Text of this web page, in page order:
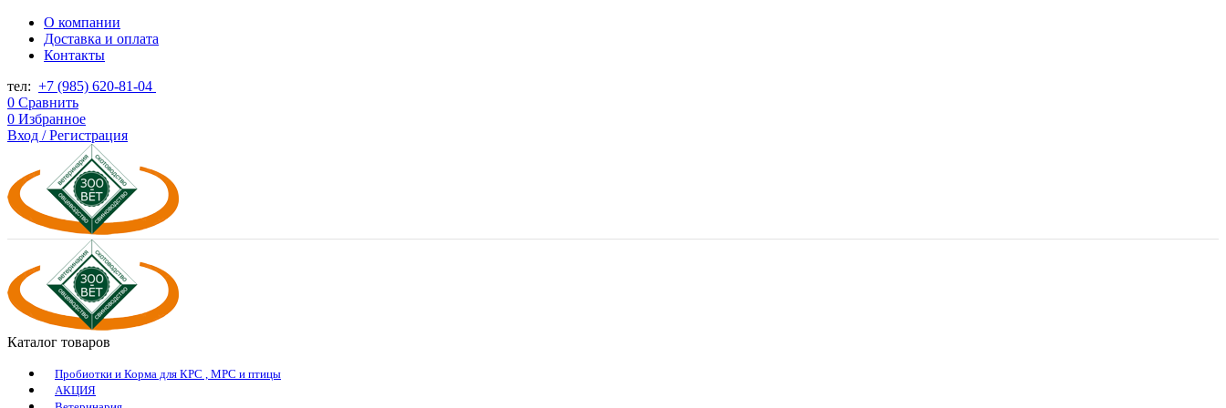
О компании
Доставка и оплата
Контакты
тел: +7 (985) 620-81-04
0 Сравнить
0 Избранное
Вход / Регистрация
Каталог товаров
Пробиотки и Корма для КРС , МРС и птицы
АКЦИЯ